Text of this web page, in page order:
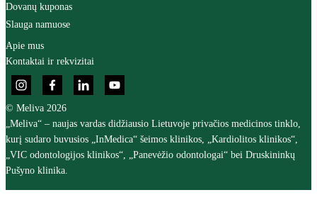
Dovanų kuponas
Slauga namuose
Apie mus
Kontaktai ir rekvizitai
© Meliva 2026
„Meliva“ – naujas vardas didžiausio Lietuvoje privačios medicinos tinklo,
kurį sudaro buvusios „InMedica“ šeimos klinikos, „Kardiolitos klinikos“,
„VIC odontologijos klinikos“, „Panevėžio odontologai“ bei Druskininkų
Pušyno klinika.